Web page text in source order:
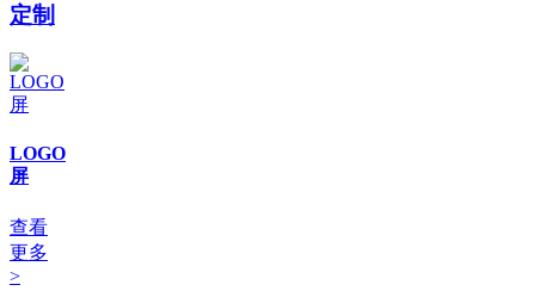
定制
LOGO
屏
查看
更多
>